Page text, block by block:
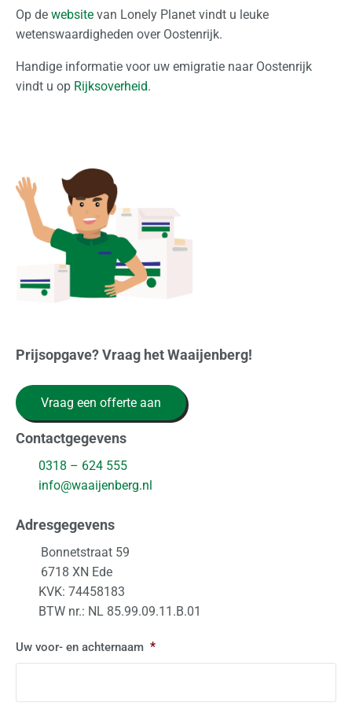
Op de website van Lonely Planet vindt u leuke
wetenswaardigheden over Oostenrijk.
Handige informatie voor uw emigratie naar Oostenrijk
vindt u op Rijksoverheid.
Prijsopgave? Vraag het Waaijenberg!
Vraag een offerte aan
Contactgegevens
0318 – 624 555
info@waaijenberg.nl
Adresgegevens
Bonnetstraat 59
6718 XN Ede
KVK: 74458183
BTW nr.: NL 85.99.09.11.B.01
Uw voor- en achternaam *